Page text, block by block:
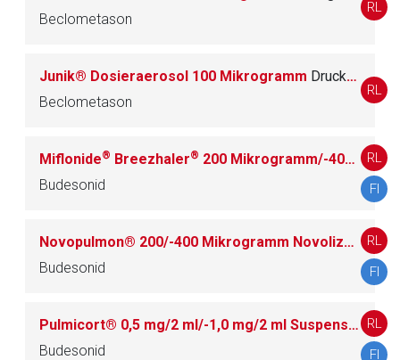
Beclometason
RL
Junik® Dosieraerosol 100 Mikrogramm Druckgasinhalation, Lösung
Beclometason
RL
Miflonide® Breezhaler® 200 Mikrogramm/-400 Mikrogramm Hartkapseln mit Pulver zur Inhalation
Budesonid
RL
FI
Novopulmon® 200/-400 Mikrogramm Novolizer®
Budesonid
RL
FI
Pulmicort® 0,5 mg/2 ml/-1,0 mg/2 ml Suspension
Budesonid
RL
FI